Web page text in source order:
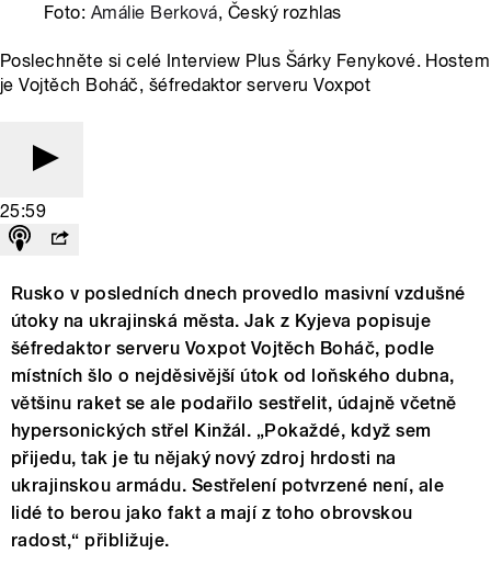
Foto: Amálie Berková, Český rozhlas
Poslechněte si celé Interview Plus Šárky Fenykové. Hostem
je Vojtěch Boháč, šéfredaktor serveru Voxpot
25:59
Rusko v posledních dnech provedlo masivní vzdušné
útoky na ukrajinská města. Jak z Kyjeva popisuje
šéfredaktor serveru Voxpot Vojtěch Boháč, podle
místních šlo o nejděsivější útok od loňského dubna,
většinu raket se ale podařilo sestřelit, údajně včetně
hypersonických střel Kinžál. „Pokaždé, když sem
přijedu, tak je tu nějaký nový zdroj hrdosti na
ukrajinskou armádu. Sestřelení potvrzené není, ale
lidé to berou jako fakt a mají z toho obrovskou
radost,“ přibližuje.